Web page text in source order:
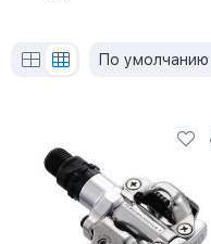
По умолчанию